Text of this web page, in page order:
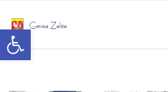
Otwórz pasek narzędzi